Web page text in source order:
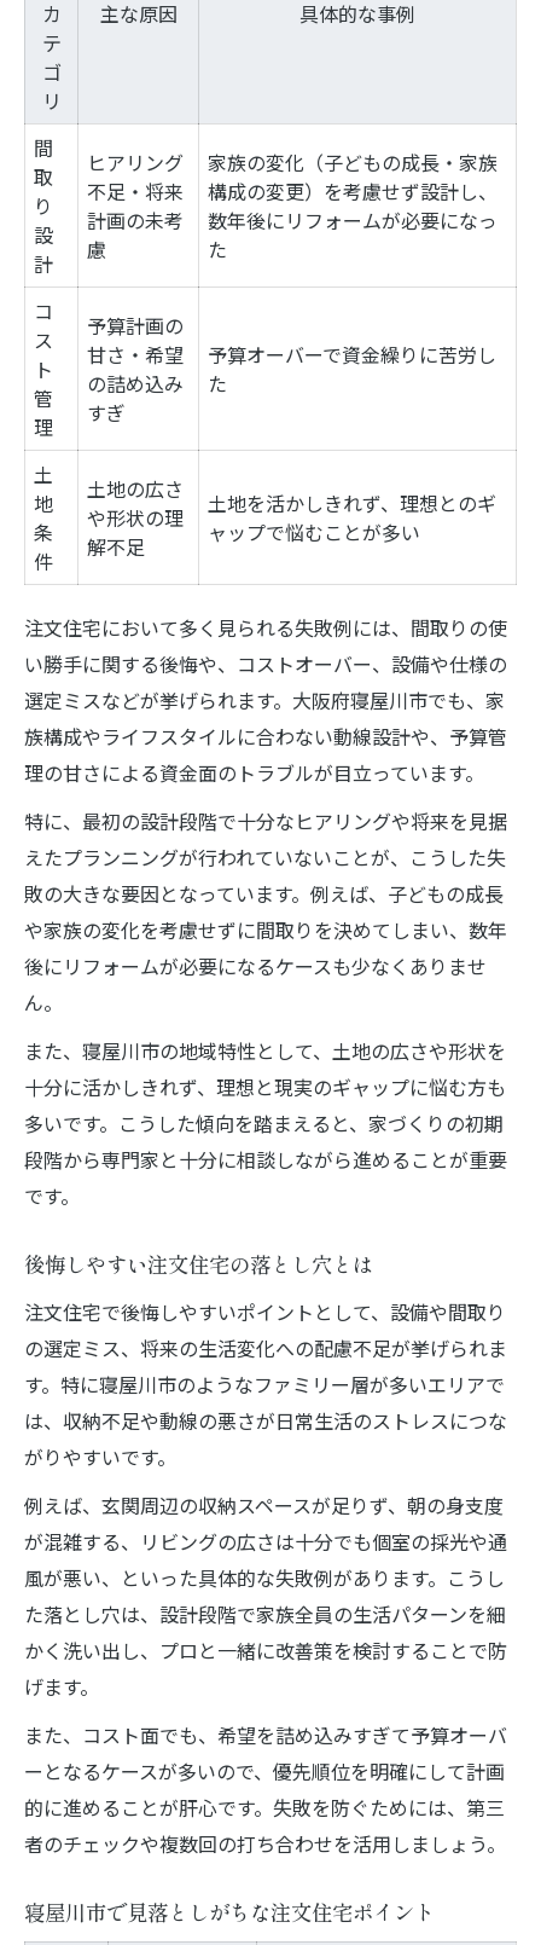
寝屋川市で役立つ注文住宅の知恵
実践的な注文住宅の比較ポイント一覧
注文住宅でよくある間違いの原因と対処法
注文住宅の予算オーバーを防ぐ工夫
家族の声を活かす注文住宅の間違い対策
注文住宅で陥りがちな落とし穴と対処策
家族と快適に暮らすための注文住宅間取り術
注文住宅の間取りアイデア集を紹介
家族構成別に考える快適な間取り設計
注文住宅で叶える動線の工夫と注意点
失敗しない収納計画のポイントとは
注文住宅で重視したいバルコニー活用法
寝屋川市で安心な注文住宅を建てるポイント集
寝屋川市の暮らしやすさと注文住宅選び
注文住宅の防犯・防災対策を徹底解説
家族が安心して暮らせる設備選びのコツ
注文住宅の周辺環境チェック方法
カ
テ
ゴ
リ
主な原因 具体的な事例
間
取
り
設
計
ヒアリング
不足・将来
計画の未考
慮
家族の変化（子どもの成長・家族
構成の変更）を考慮せず設計し、
数年後にリフォームが必要になっ
た
コ
ス
ト
管
理
予算計画の
甘さ・希望
の詰め込み
すぎ
予算オーバーで資金繰りに苦労し
た
土
地
条
件
土地の広さ
や形状の理
解不足
土地を活かしきれず、理想とのギ
ャップで悩むことが多い
注文住宅において多く見られる失敗例には、間取りの使
い勝手に関する後悔や、コストオーバー、設備や仕様の
選定ミスなどが挙げられます。大阪府寝屋川市でも、家
族構成やライフスタイルに合わない動線設計や、予算管
理の甘さによる資金面のトラブルが目立っています。
特に、最初の設計段階で十分なヒアリングや将来を見据
えたプランニングが行われていないことが、こうした失
敗の大きな要因となっています。例えば、子どもの成長
や家族の変化を考慮せずに間取りを決めてしまい、数年
後にリフォームが必要になるケースも少なくありませ
ん。
また、寝屋川市の地域特性として、土地の広さや形状を
十分に活かしきれず、理想と現実のギャップに悩む方も
多いです。こうした傾向を踏まえると、家づくりの初期
段階から専門家と十分に相談しながら進めることが重要
です。
後悔しやすい注文住宅の落とし穴とは
注文住宅で後悔しやすいポイントとして、設備や間取り
の選定ミス、将来の生活変化への配慮不足が挙げられま
す。特に寝屋川市のようなファミリー層が多いエリアで
は、収納不足や動線の悪さが日常生活のストレスにつな
がりやすいです。
例えば、玄関周辺の収納スペースが足りず、朝の身支度
が混雑する、リビングの広さは十分でも個室の採光や通
風が悪い、といった具体的な失敗例があります。こうし
た落とし穴は、設計段階で家族全員の生活パターンを細
かく洗い出し、プロと一緒に改善策を検討することで防
げます。
また、コスト面でも、希望を詰め込みすぎて予算オーバ
ーとなるケースが多いので、優先順位を明確にして計画
的に進めることが肝心です。失敗を防ぐためには、第三
者のチェックや複数回の打ち合わせを活用しましょう。
寝屋川市で見落としがちな注文住宅ポイント